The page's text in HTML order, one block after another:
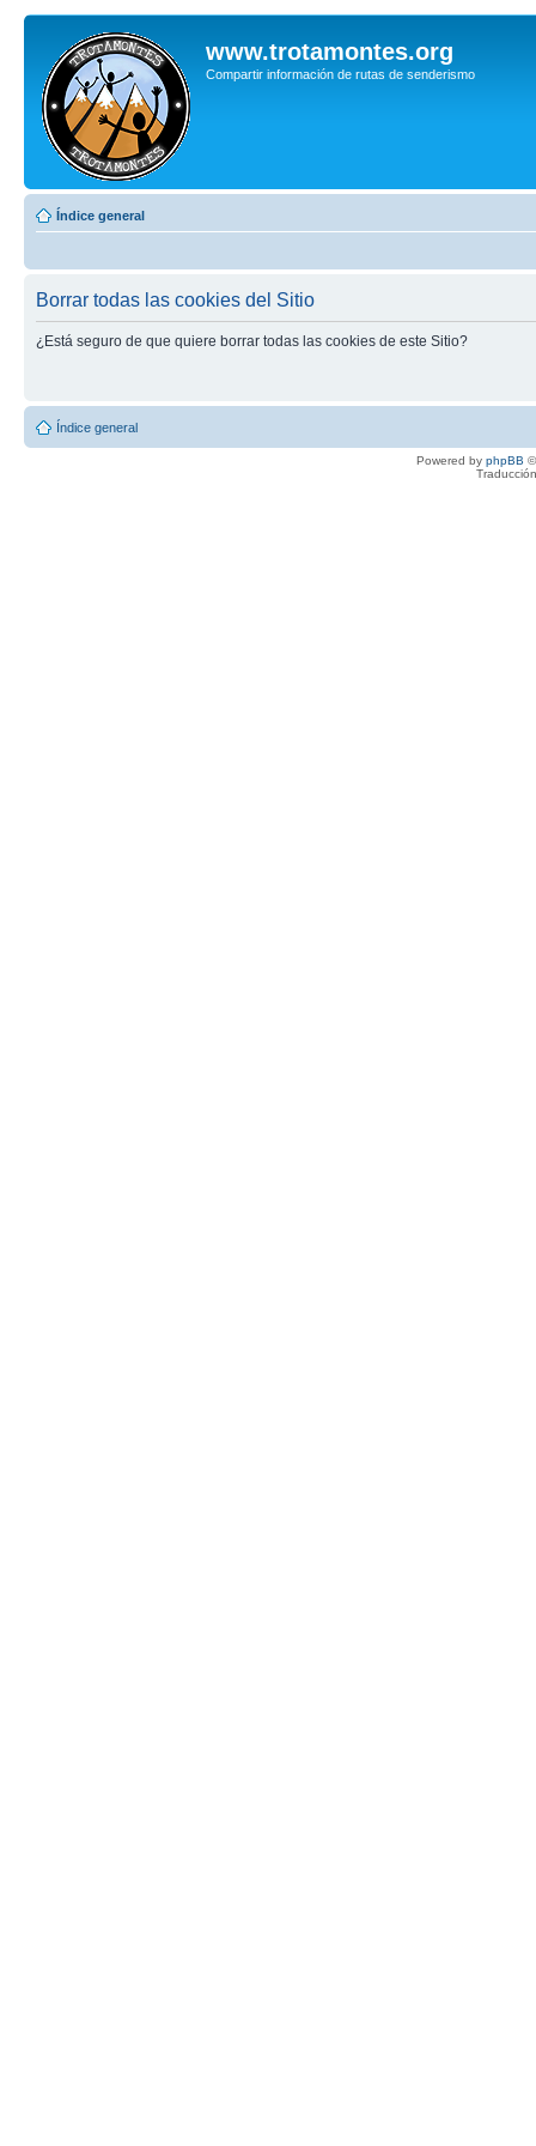
www.trotamontes.org
Compartir información de rutas de senderismo
Índice general
Borrar todas las cookies del Sitio
¿Está seguro de que quiere borrar todas las cookies de este Sitio?
Índice general
Powered by phpBB